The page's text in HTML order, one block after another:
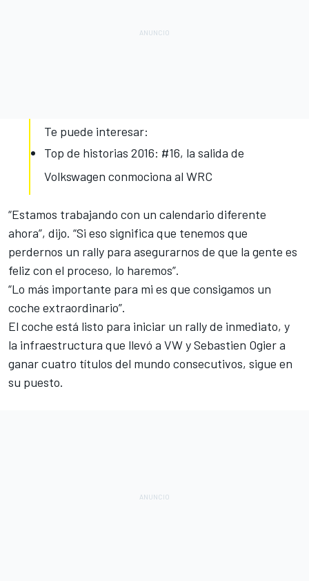
Te puede interesar:
Top de historias 2016: #16, la salida de
Volkswagen conmociona al WRC
“Estamos trabajando con un calendario diferente
ahora”, dijo. “Si eso significa que tenemos que
perdernos un rally para asegurarnos de que la gente es
feliz con el proceso, lo haremos”.
“Lo más importante para mi es que consigamos un
coche extraordinario”.
El coche está listo para iniciar un rally de inmediato, y
la infraestructura que llevó a VW y Sebastien Ogier a
ganar cuatro títulos del mundo consecutivos, sigue en
su puesto.